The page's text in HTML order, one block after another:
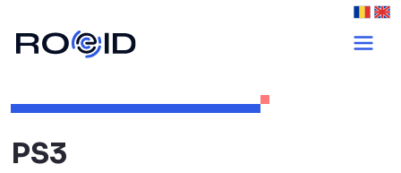
PS3 - ROeID
PS3